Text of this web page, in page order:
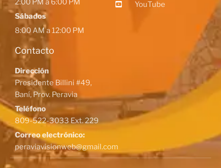
2:00 PM a 6:00 PM
Sábados
8:00 AM a 12:00 PM
Contacto
Dirección
Presidente Billini #49,
Baní, Prov. Peravia
Teléfono
809-522-3033 Ext. 229
Correo electrónico:
peraviavisionweb@gmail.com
YouTube